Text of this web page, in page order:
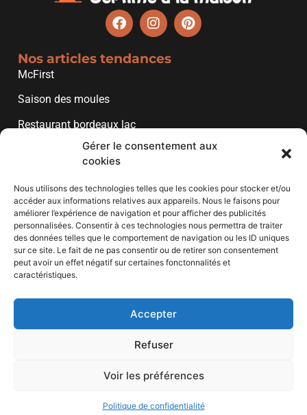
Gérer le consentement aux
cookies
Nous utilisons des technologies telles que les cookies pour stocker et/ou
accéder aux informations relatives aux appareils. Nous le faisons pour
améliorer l’expérience de navigation et pour afficher des publicités
personnalisées. Consentir à ces technologies nous permettra de traiter
des données telles que le comportement de navigation ou les ID uniques
sur ce site. Le fait de ne pas consentir ou de retirer son consentement
peut avoir un effet négatif sur certaines fonctonnalités et
caractéristiques.
Accepter
Refuser
Voir les préférences
Politique de confidentialité
Nos articles tendances
McFirst
Saison des moules
Restaurant bordeaux lac
Restaurant bord de garonne
Restaurant bord de marne
Liens utiles
Mentions légales
Plan de site
Contact
Copyright © 2026 Septime A La Maison – Tous droits réservés